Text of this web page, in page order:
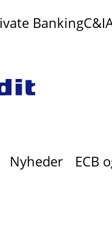
BankingC&I
Nyheder ECB